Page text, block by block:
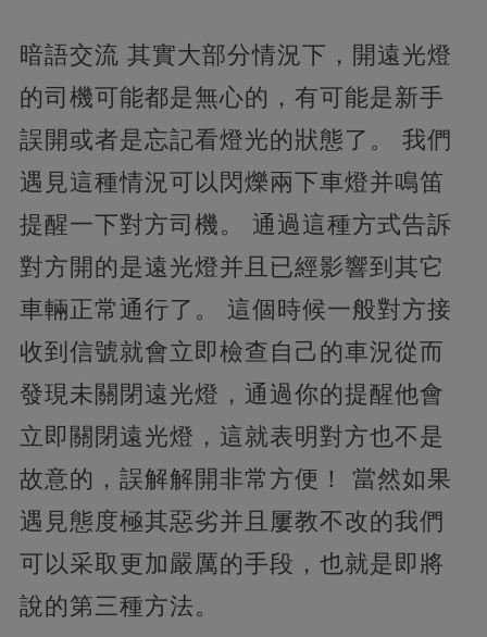
暗語交流 其實大部分情況下，開遠光燈
的司機可能都是無心的，有可能是新手
誤開或者是忘記看燈光的狀態了。 我們
遇見這種情況可以閃爍兩下車燈并鳴笛
提醒一下對方司機。 通過這種方式告訴
對方開的是遠光燈并且已經影響到其它
車輛正常通行了。 這個時候一般對方接
收到信號就會立即檢查自己的車況從而
發現未關閉遠光燈，通過你的提醒他會
立即關閉遠光燈，這就表明對方也不是
故意的，誤解解開非常方便！ 當然如果
遇見態度極其惡劣并且屢教不改的我們
可以采取更加嚴厲的手段，也就是即將
說的第三種方法。